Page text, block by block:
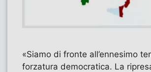
«Siamo di fronte all’ennesimo
forzatura democratica. La